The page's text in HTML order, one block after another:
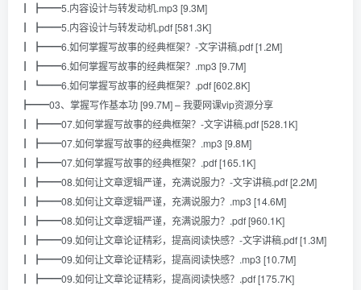
┃ ┣━━5.内容设计与转发动机.mp3 [9.3M]
┃ ┣━━5.内容设计与转发动机.pdf [581.3K]
┃ ┣━━6.如何掌握写故事的经典框架？-文字讲稿.pdf [1.2M]
┃ ┣━━6.如何掌握写故事的经典框架？.mp3 [9.7M]
┃ ┗━━6.如何掌握写故事的经典框架？.pdf [602.8K]
┣━━03、掌握写作基本功 [99.7M] – 我要网课vip资源分享
┃ ┣━━07.如何掌握写故事的经典框架？-文字讲稿.pdf [528.1K]
┃ ┣━━07.如何掌握写故事的经典框架？.mp3 [9.8M]
┃ ┣━━07.如何掌握写故事的经典框架？.pdf [165.1K]
┃ ┣━━08.如何让文章逻辑严谨，充满说服力？-文字讲稿.pdf [2.2M]
┃ ┣━━08.如何让文章逻辑严谨，充满说服力？.mp3 [14.6M]
┃ ┣━━08.如何让文章逻辑严谨，充满说服力？.pdf [960.1K]
┃ ┣━━09.如何让文章论证精彩，提高阅读快感？-文字讲稿.pdf [1.3M]
┃ ┣━━09.如何让文章论证精彩，提高阅读快感？.mp3 [10.7M]
┃ ┣━━09.如何让文章论证精彩，提高阅读快感？.pdf [175.7K]